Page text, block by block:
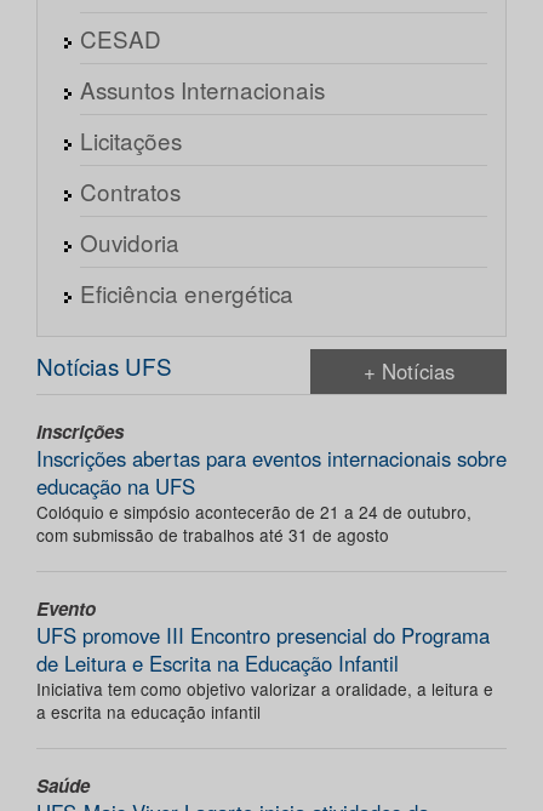
CESAD
Assuntos Internacionais
Licitações
Contratos
Ouvidoria
Eficiência energética
Notícias UFS + Notícias
Inscrições
Inscrições abertas para eventos internacionais sobre
educação na UFS
Colóquio e simpósio acontecerão de 21 a 24 de outubro,
com submissão de trabalhos até 31 de agosto
Evento
UFS promove III Encontro presencial do Programa
de Leitura e Escrita na Educação Infantil
Iniciativa tem como objetivo valorizar a oralidade, a leitura e
a escrita na educação infantil
Saúde